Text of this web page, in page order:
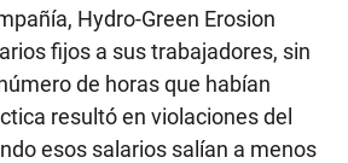
Hydro-Green Erosion
fijos a sus trabajadores, sin
de horas que habían
resultó en violaciones del
esos salarios salían a menos